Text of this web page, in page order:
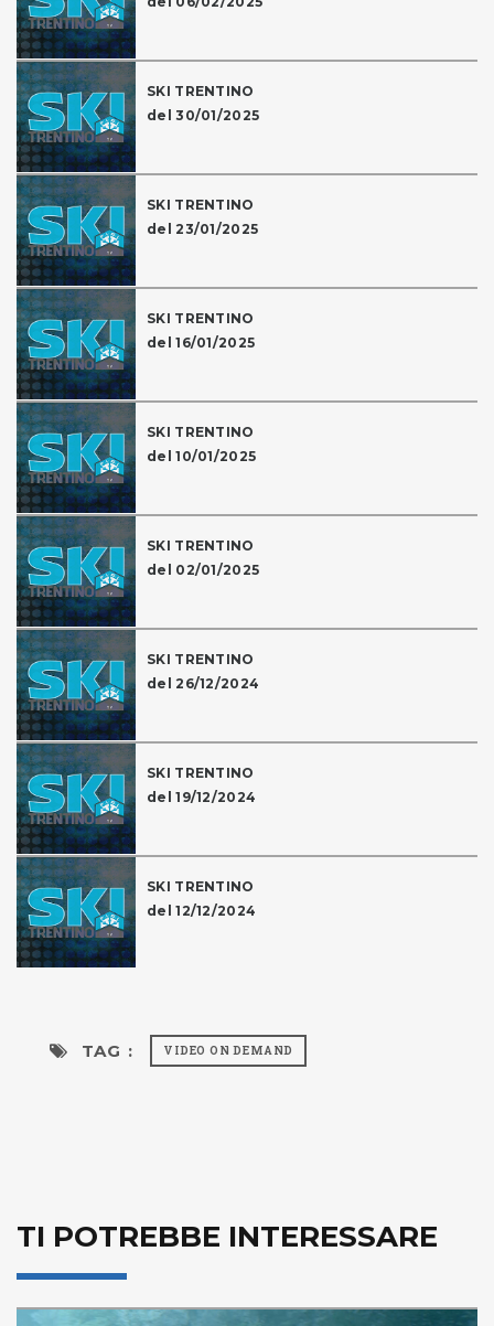
SKI TRENTINO
del 30/01/2025
SKI TRENTINO
del 23/01/2025
SKI TRENTINO
del 16/01/2025
SKI TRENTINO
del 10/01/2025
SKI TRENTINO
del 02/01/2025
SKI TRENTINO
del 26/12/2024
SKI TRENTINO
del 19/12/2024
SKI TRENTINO
del 12/12/2024
TAG : VIDEO ON DEMAND
TI POTREBBE INTERESSARE